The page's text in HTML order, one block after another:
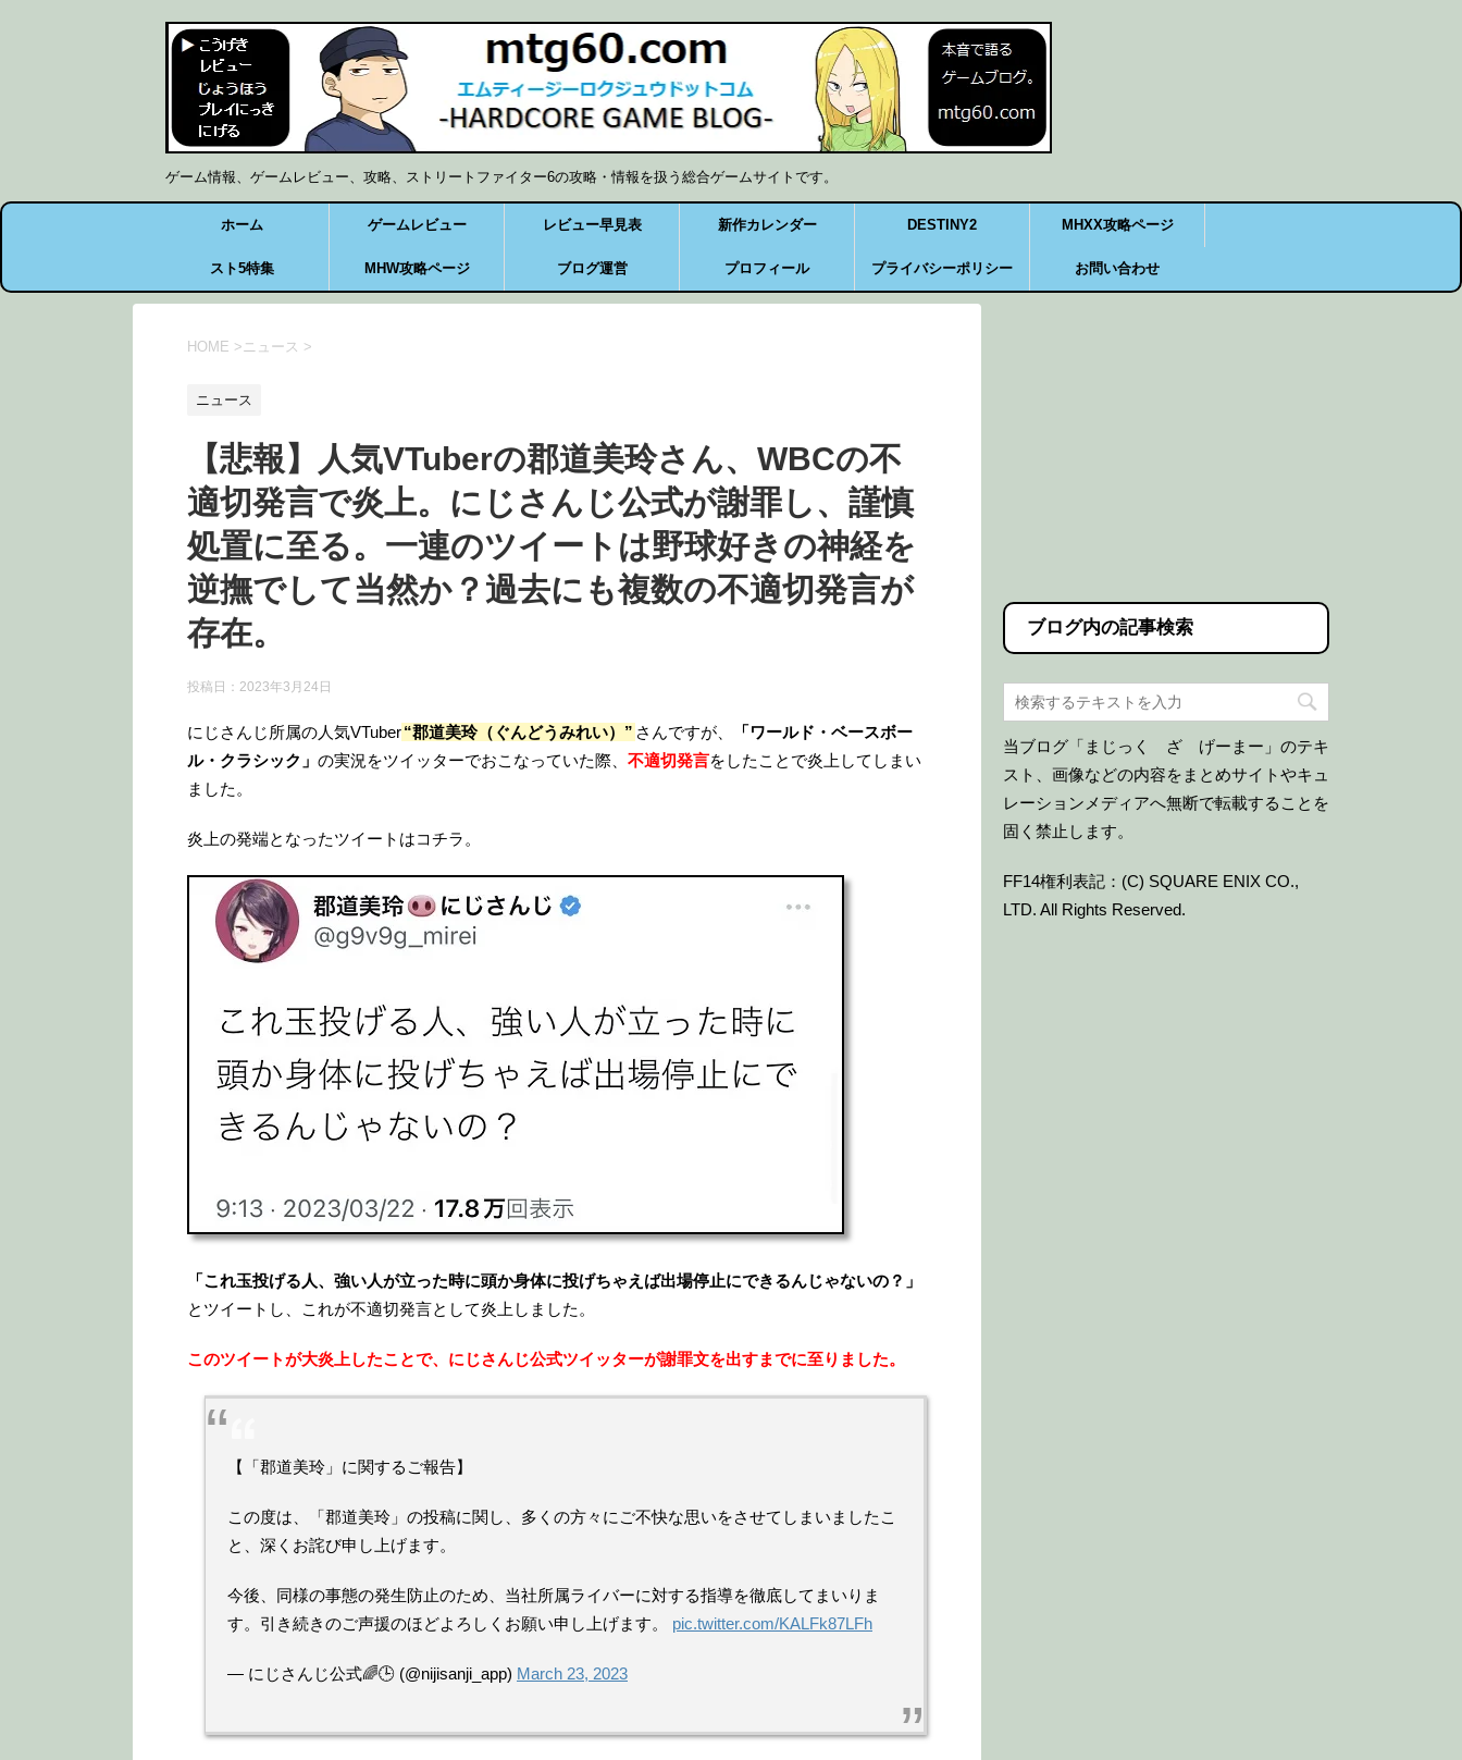
ゲーム情報、ゲームレビュー、攻略、ストリートファイター6の攻略・情報を扱う総合ゲームサイトです。
ホーム ゲームレビュー レビュー早見表 新作カレンダー DESTINY2 MHXX攻略ページ
スト5特集 MHW攻略ページ ブログ運営 プロフィール プライバシーポリシー お問い合わせ
HOME >ニュース >
ニュース
【悲報】人気VTuberの郡道美玲さん、WBCの不
適切発言で炎上。にじさんじ公式が謝罪し、謹慎
処置に至る。一連のツイートは野球好きの神経を
逆撫でして当然か？過去にも複数の不適切発言が
存在。
投稿日： 2023年3月24日
にじさんじ所属の人気VTuber“郡道美玲（ぐんどうみれい）” さんですが、
「ワールド・ベースボー
ル・クラシック」 の実況をツイッターでおこなっていた際、 不適切発言をしたことで炎上してしまい
ました。
炎上の発端となったツイートはコチラ。
「これ玉投げる人、強い人が立った時に頭か身体に投げちゃえば出場停止にできるんじゃないの？」
とツイートし、これが不適切発言として炎上しました。
このツイートが大炎上したことで、にじさんじ公式ツイッターが謝罪文を出すまでに至りました。
【「郡道美玲」に関するご報告】
この度は、「郡道美玲」の投稿に関し、多くの方々にご不快な思いをさせてしまいましたこ
と、深くお詫び申し上げます。
今後、同様の事態の発生防止のため、当社所属ライバーに対する指導を徹底してまいりま
す。引き続きのご声援のほどよろしくお願い申し上げます。 pic.twitter.com/KALFk87LFh
— にじさんじ公式🌈🕒 (@nijisanji_app) March 23, 2023
ブログ内の記事検索
当ブログ「まじっく ざ げーまー」のテキ
スト、画像などの内容をまとめサイトやキュ
レーションメディアへ無断で転載することを
固く禁止します。
FF14権利表記：(C) SQUARE ENIX CO.,
LTD. All Rights Reserved.